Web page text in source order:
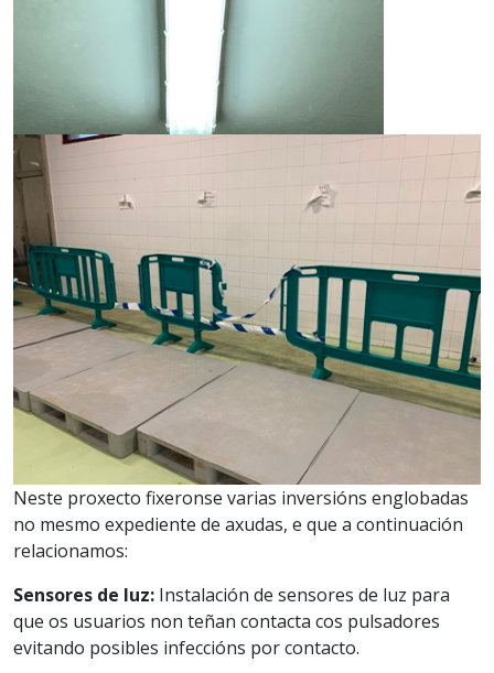
Neste proxecto fixeronse varias inversións englobadas
no mesmo expediente de axudas, e que a continuación
relacionamos:
Sensores de luz: Instalación de sensores de luz para
que os usuarios non teñan contacta cos pulsadores
evitando posibles infeccións por contacto.